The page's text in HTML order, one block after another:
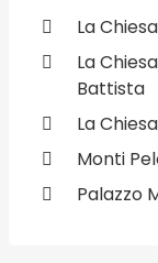
La
La
Battista
La
Monti
Palazzo